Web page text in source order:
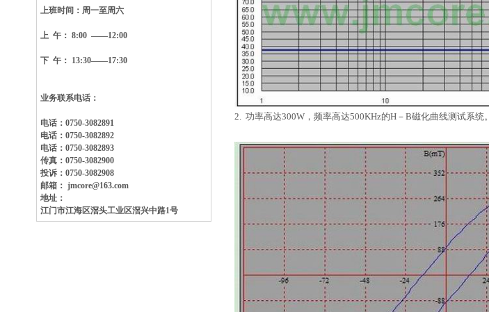
上班时间： 周一至周六
上 午： 8:00 ——12:00
下 午： 13:30——17:30
业务联系电话：
电话：0750-3082891
电话：0750-3082892
电话：0750-3082893
传真：0750-3082900
投诉：0750-3082908
邮箱： jmcore@163.com
地址：
江门市江海区滘头工业区滘兴中路1号
2. 功率高达300W，频率高达500KHz的H－B磁化曲线测试系统。